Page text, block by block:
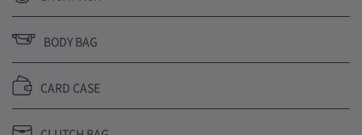
BODY BAG
CARD CASE